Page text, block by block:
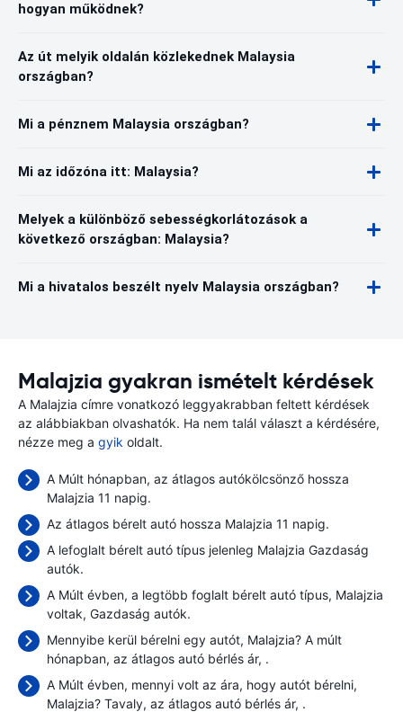
hogyan működnek?
Az út melyik oldalán közlekednek Malaysia
országban?
Mi a pénznem Malaysia országban?
Mi az időzóna itt: Malaysia?
Melyek a különböző sebességkorlátozások a
következő országban: Malaysia?
Mi a hivatalos beszélt nyelv Malaysia országban?
Malajzia gyakran ismételt kérdések
A Malajzia címre vonatkozó leggyakrabban feltett kérdések
az alábbiakban olvashatók. Ha nem talál választ a kérdésére,
nézze meg a gyik oldalt.
A Múlt hónapban, az átlagos autókölcsönző hossza
Malajzia 11 napig.
Az átlagos bérelt autó hossza Malajzia 11 napig.
A lefoglalt bérelt autó típus jelenleg Malajzia Gazdaság
autók.
A Múlt évben, a legtöbb foglalt bérelt autó típus, Malajzia
voltak, Gazdaság autók.
Mennyibe kerül bérelni egy autót, Malajzia? A múlt
hónapban, az átlagos autó bérlés ár, .
A Múlt évben, mennyi volt az ára, hogy autót bérelni,
Malajzia? Tavaly, az átlagos autó bérlés ár, .